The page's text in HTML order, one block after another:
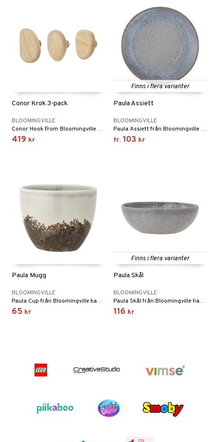
Conor Krok 3-pack
BLOOMINGVILLE
Conor Hook From Bloomingville är en 3-delad nordisk uppsättning organiskt formade krokar i vackert gummiträ med en mjuk känsla.
419 kr
Finns i flera varianter
Paula Assiett
BLOOMINGVILLE
Paula Assiett från Bloomingville är en del av den omfattande Paula servisserien, som passar perfekt ihop med varandra.
fr. 103 kr
Paula Mugg
BLOOMINGVILLE
Paula Cup från Bloomingville kan vara din nya favoritkopp. Den ingår i den omfattande servisserien Paula, finns i olika färger och nyanser.
65 kr
Finns i flera varianter
Paula Skål
BLOOMINGVILLE
Paula Skål från Bloomingville har den perfekta storleken och formen för en skål tallrik - perfekt för pasta, soppor och sallader.
116 kr